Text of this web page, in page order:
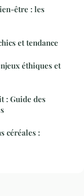
être : les
et tendance
éthiques et
: Guide des
céréales :